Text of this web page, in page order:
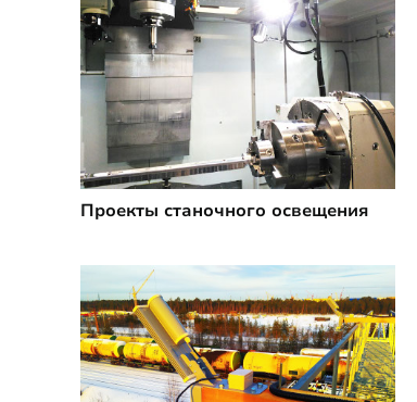
Проекты станочного освещения